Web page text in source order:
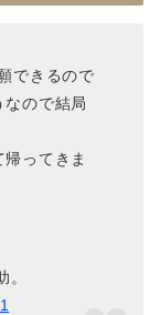
できるので
ので結局
ってきま